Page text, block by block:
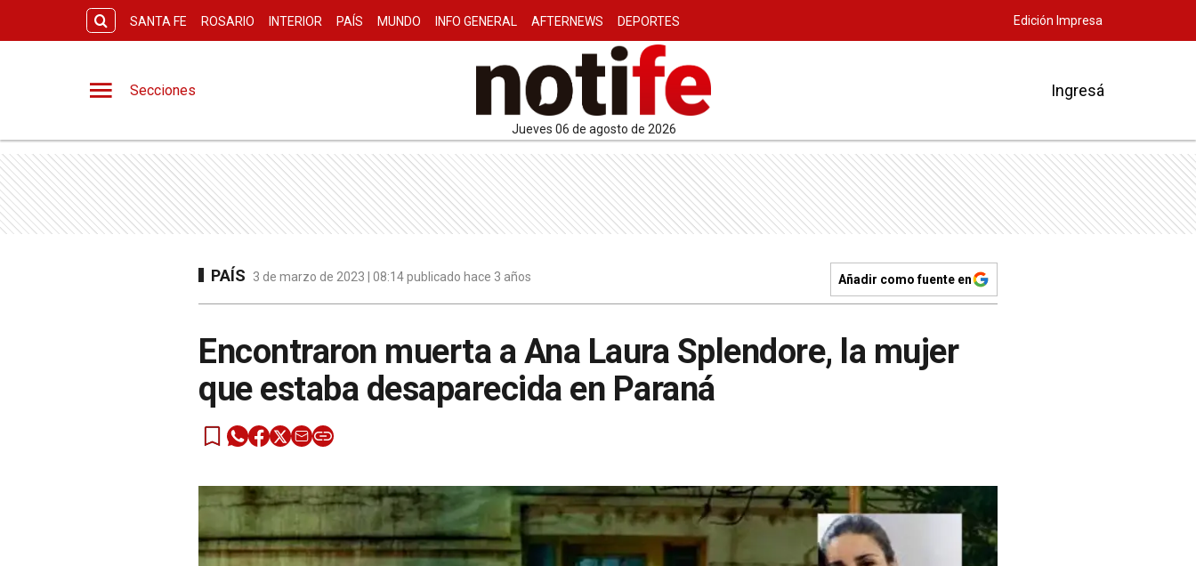
SANTA FE ROSARIO INTERIOR PAÍS MUNDO INFO GENERAL AFTERNEWS DEPORTES Edición Impresa
Secciones
jueves 06 de agosto de 2026
Ingresá
PAÍS 3 de marzo de 2023 | 08:14 publicado hace 3 años Añadir como fuente en
Encontraron muerta a Ana Laura Splendore, la mujer
que estaba desaparecida en Paraná